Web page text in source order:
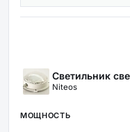
Светильник
Niteos